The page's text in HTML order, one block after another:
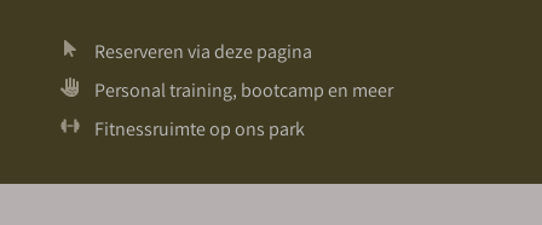
Reserveren via deze pagina
Personal training, bootcamp en meer
Fitnessruimte op ons park